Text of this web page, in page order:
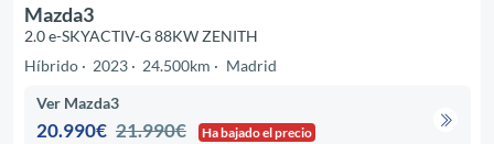
Mazda3
2.0 e-SKYACTIV-G 88KW ZENITH
Híbrido
2023 24.500km Madrid
Ver Mazda3
20.990€ 21.990€ Ha bajado el precio